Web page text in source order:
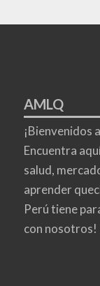
AMLQ
¡Bienvenidos
Encuentra
salud,
aprender
Perú tiene
con nosotros!